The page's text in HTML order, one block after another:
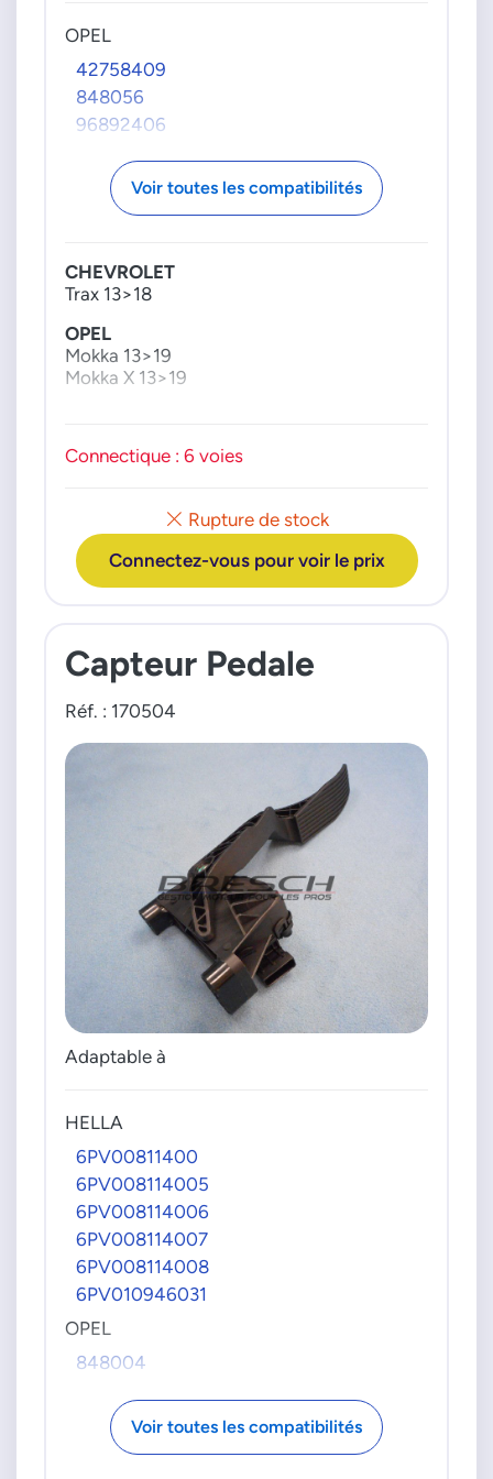
OPEL
42758409
848056
96892406
Voir toutes les compatibilités
Rupture de stock
Connectez-vous pour voir le prix
CHEVROLET
Trax 13>18
OPEL
Mokka 13>19
Mokka X 13>19
Connectique : 6 voies
Capteur Pedale
Réf. : 170504
Adaptable à
HELLA
6PV00811400
6PV008114005
6PV008114006
6PV008114007
6PV008114008
6PV010946031
OPEL
848004
9202341Voir toutes les compatibilités